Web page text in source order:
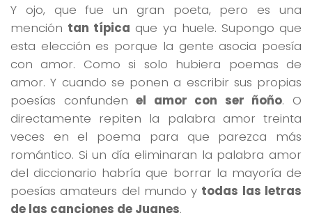
Y ojo, que fue un gran poeta, pero es una
mención tan típica que ya huele. Supongo que
esta elección es porque la gente asocia poesía
con amor. Como si solo hubiera poemas de
amor. Y cuando se ponen a escribir sus propias
poesías confundenel amor con ser ñoño. O
directamente repiten la palabra amor treinta
veces en el poema para que parezca más
romántico. Si un día eliminaran la palabra amor
del diccionario habría que borrar la mayoría de
poesías amateurs del mundo y todas las letras
de las canciones de Juanes.